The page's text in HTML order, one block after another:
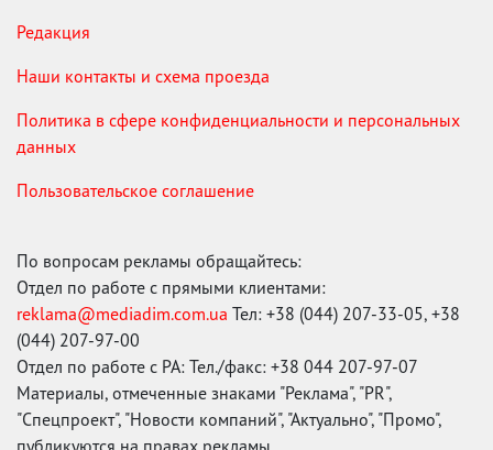
Редакция
Наши контакты и схема проезда
Политика в сфере конфиденциальности и персональных
данных
Пользовательское соглашение
По вопросам рекламы обращайтесь:
Отдел по работе с прямыми клиентами:
reklama@mediadim.com.ua Тел: +38 (044) 207-33-05, +38
(044) 207-97-00
Отдел по работе с РА: Тел./факс: +38 044 207-97-07
Материалы, отмеченные знаками "Реклама", "PR",
"Спецпроект", "Новости компаний", "Актуально", "Промо",
публикуются на правах рекламы